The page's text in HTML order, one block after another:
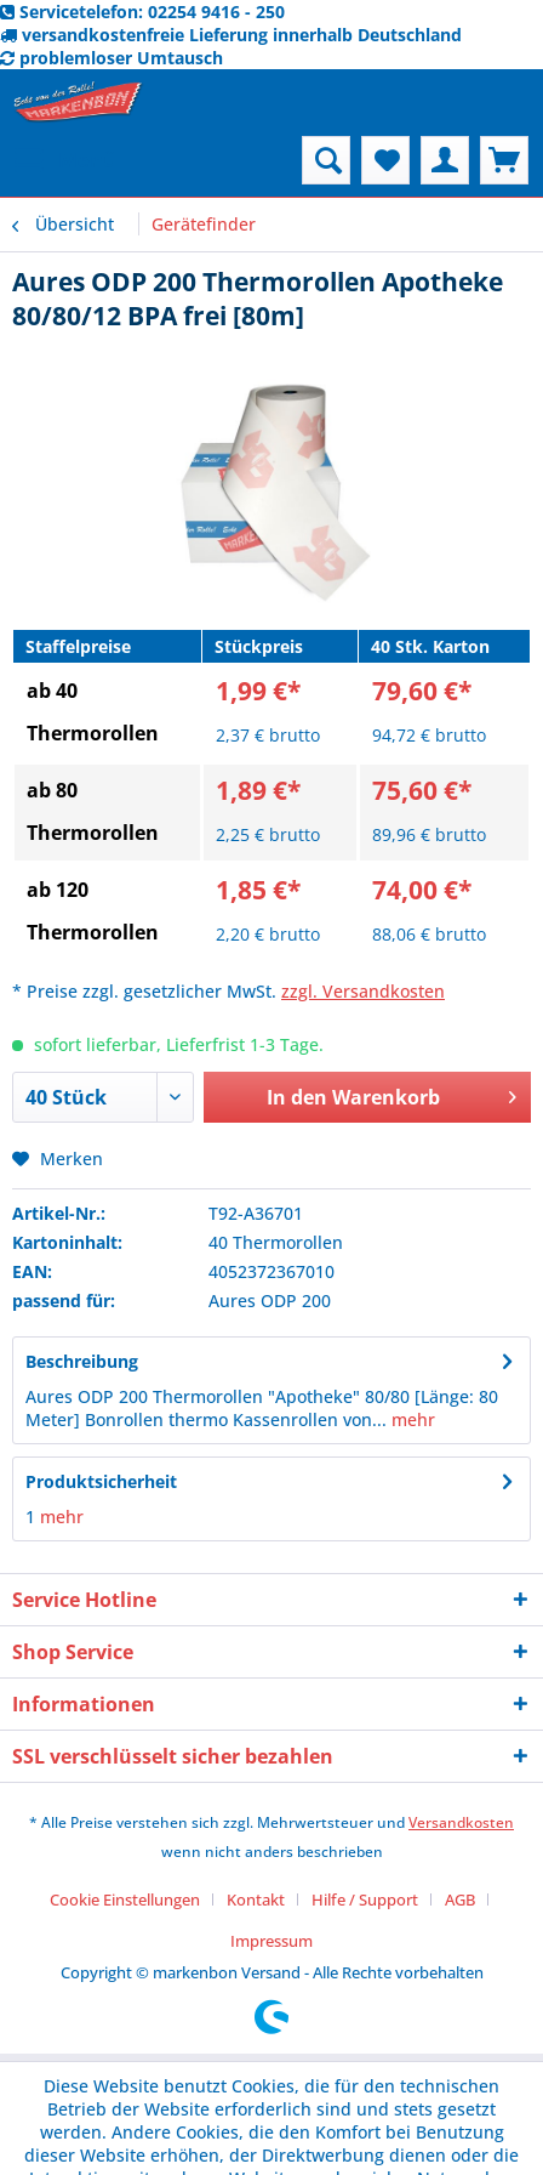
Servicetelefon: 02254 9416 - 250
versandkostenfreie Lieferung innerhalb Deutschland
problemloser Umtausch
Übersicht Gerätefinder
Aures ODP 200 Thermorollen Apotheke
80/80/12 BPA frei [80m]
Staffelpreise Stückpreis 40 Stk. Karton
ab 40
Thermorollen
1,99 €*
2,37 € brutto
79,60 €*
94,72 € brutto
ab 80
Thermorollen
1,89 €*
2,25 € brutto
75,60 €*
89,96 € brutto
ab 120
Thermorollen
1,85 €*
2,20 € brutto
74,00 €*
88,06 € brutto
* Preise zzgl. gesetzlicher MwSt. zzgl. Versandkosten
sofort lieferbar, Lieferfrist 1-3 Tage.
In den Warenkorb
Merken
Artikel-Nr.:
T92-A36701
Kartoninhalt:
40 Thermorollen
EAN:
4052372367010
passend für:
Aures ODP 200
Beschreibung
Aures ODP 200 Thermorollen "Apotheke" 80/80 [Länge: 80
Meter] Bonrollen thermo Kassenrollen von... mehr
Produktsicherheit
1 mehr
Service Hotline
Shop Service
Informationen
SSL verschlüsselt sicher bezahlen
* Alle Preise verstehen sich zzgl. Mehrwertsteuer undVersandkosten
wenn nicht anders beschrieben
Cookie Einstellungen Kontakt Hilfe / Support
AGB
Impressum
Copyright © markenbon Versand - Alle Rechte vorbehalten
Diese Website benutzt Cookies, die für den technischen
Betrieb der Website erforderlich sind und stets gesetzt
werden. Andere Cookies, die den Komfort bei Benutzung
dieser Website erhöhen, der Direktwerbung dienen oder die